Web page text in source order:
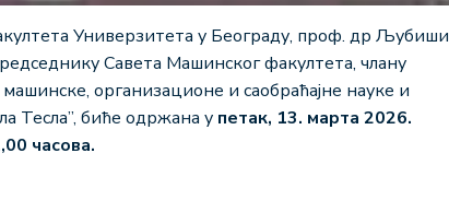
Универзитета у Београду, проф. др Љубиши
Савета Машинског факултета, члану
организационе и саобраћајне науке и
Тесла”, биће одржана у петак, 13. марта 2026.
часова.